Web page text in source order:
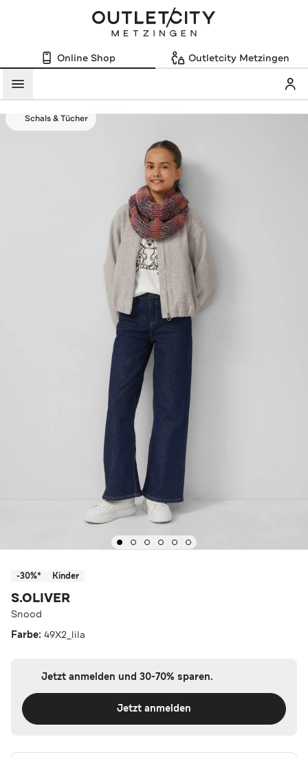
Online Shop Outletcity Metzingen
Menü
Schals & Tücher
-30%* Kinder
S.OLIVER
Snood
Farbe: 49X2_lila
Jetzt anmelden und 30-70% sparen.
Jetzt anmelden